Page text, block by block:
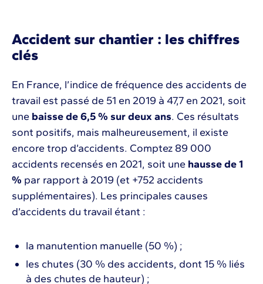
Accident sur chantier : les chiffres
clés
En France, l’indice de fréquence des accidents de
travail est passé de 51 en 2019 à 47,7 en 2021, soit
une baisse de 6,5 % sur deux ans. Ces résultats
sont positifs, mais malheureusement, il existe
encore trop d’accidents. Comptez 89 000
accidents recensés en 2021, soit une hausse de 1
% par rapport à 2019 (et +752 accidents
supplémentaires). Les principales causes
d’accidents du travail étant :
la manutention manuelle (50 %) ;
les chutes (30 % des accidents, dont 15 % liés
à des chutes de hauteur) ;